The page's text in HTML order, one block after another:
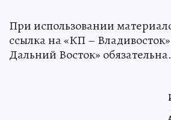
При использовании
ссылка на «КП –
Дальний Восток» обязательна.